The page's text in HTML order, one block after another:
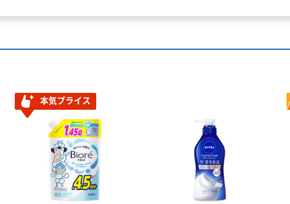
本気プライス